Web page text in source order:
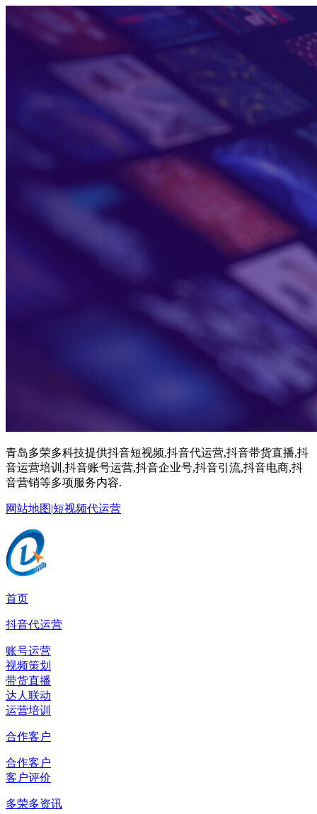
青岛多荣多科技提供抖音短视频,抖音代运营,抖音带货直播,抖
音运营培训,抖音账号运营,抖音企业号,抖音引流,抖音电商,抖
音营销等多项服务内容.
网站地图|短视频代运营
首页
抖音代运营
账号运营
视频策划
带货直播
达人联动
运营培训
合作客户
合作客户
客户评价
多荣多资讯